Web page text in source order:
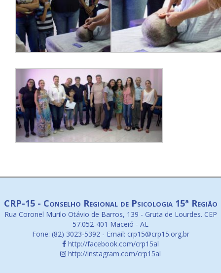
CRP-15 - Conselho Regional de Psicologia 15ª Região
Rua Coronel Murilo Otávio de Barros, 139 - Gruta de Lourdes. CEP
57.052-401 Maceió - AL
Fone: (82) 3023-5392 - Email: crp15@crp15.org.br
http://facebook.com/crp15al
http://instagram.com/crp15al